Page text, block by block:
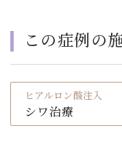
この症例の
ヒアルロン酸注入
シワ治療